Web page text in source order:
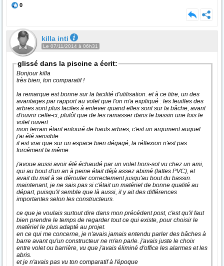
0
killa inti
Le 07/11/2014 à 06h31
glissé dans la piscine a écrit:
Bonjour killa
très bien, ton comparatif !
la remarque est bonne sur la facilité d'utilisation. et à ce titre, un des
avantages par rapport au volet que l'on m'a expliqué : les feuilles des
arbres sont plus faciles à enlever quand elles sont sur la bâche, avant
d'ouvrir celle-ci, plutôt que de les ramasser dans le bassin une fois le
volet ouvert.
mon terrain étant entouré de hauts arbres, c'est un argument auquel
j'ai été sensible...
il est vrai que sur un espace bien dégagé, la réflexion n'est pas
forcément la même.
j'avoue aussi avoir été échaudé par un volet hors-sol vu chez un ami,
qui au bout d'un an à peine était déjà assez abimé (lattes PVC), et
avait du mal à se dérouler correctement jusqu'au bout du bassin.
maintenant, je ne sais pas si c'était un matériel de bonne qualité au
départ, puisqu'il semble que là aussi, il y ait des différences
importantes selon les constructeurs.
ce que je voulais surtout dire dans mon précédent post, c'est qu'il faut
bien prendre le temps de regarder tout ce qui existe, pour choisir le
matériel le plus adapté au projet.
en ce qui me concerne, je n'avais jamais entendu parler des bâches à
barre avant qu'un constructeur ne m'en parle. j'avais juste le choix
entre volet ou barrière, vu que j'avais éliminé d'office les alarmes et les
abris.
et je n'avais pas vu ton comparatif à l'époque